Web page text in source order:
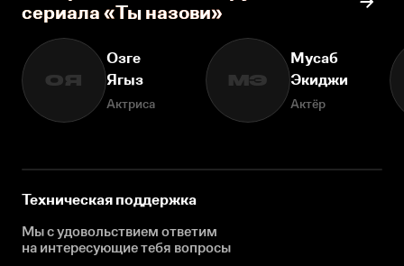
сериала «Ты назови»
ОЯ
Озге
Ягыз
Актриса
МЭ
Мусаб
Экиджи
Актёр
Техническая поддержка
Мы с удовольствием ответим
на интересующиетебя вопросы